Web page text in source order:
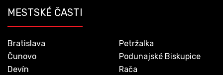
MESTSKÉ ČASTI
Bratislava
Čunovo
Devín
Petržalka
Podunajské Biskupice
Rača